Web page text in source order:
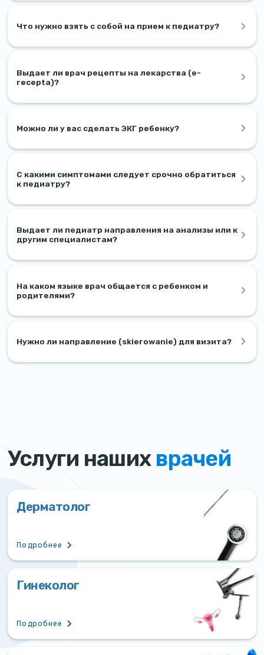
Что нужно взять с собой на прием к педиатру?
Выдает ли врач рецепты на лекарства (e-
recepta)?
Можно ли у вас сделать ЭКГ ребенку?
С какими симптомами следует срочно обратиться
к педиатру?
Выдает ли педиатр направления на анализы или к
другим специалистам?
На каком языке врач общается с ребенком и
родителями?
Нужно ли направление (skierowanie) для визита?
Услуги наших врачей
Дерматолог
Подробнее
Гинеколог
Подробнее